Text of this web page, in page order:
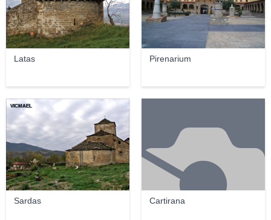
Latas Pirenarium
Sardas
VICMAEL
Cartirana